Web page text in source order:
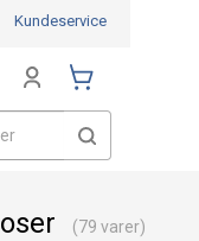
(79 varer)
Kundeservice